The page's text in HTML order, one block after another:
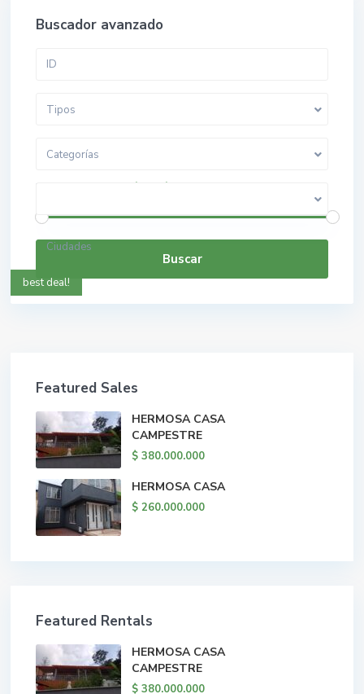
Buscador avanzado
Tipos
Categorías
Rango de precios: $ 0 a $ 5.000.000.000
Ciudades
Buscar
best deal!
Featured Sales
HERMOSA CASA
CAMPESTRE
$ 380.000.000
HERMOSA CASA
$ 260.000.000
Featured Rentals
HERMOSA CASA
CAMPESTRE
$ 380.000.000